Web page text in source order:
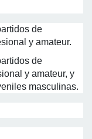
de
y amateur.
de
y amateur, y
masculinas.